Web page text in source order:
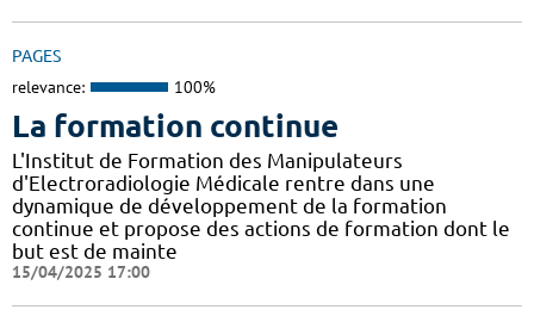
PAGES
relevance: 100%
La formation continue
L'Institut de Formation des Manipulateurs
d'Electroradiologie Médicale rentre dans une
dynamique de développement de la formation
continue et propose des actions de formation dont le
but est de mainte
15/04/2025 17:00